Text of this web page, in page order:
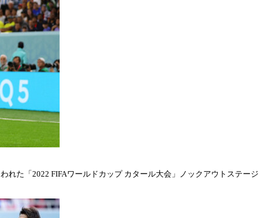
た「2022 FIFAワールドカップ カタール大会」ノックアウトステージ